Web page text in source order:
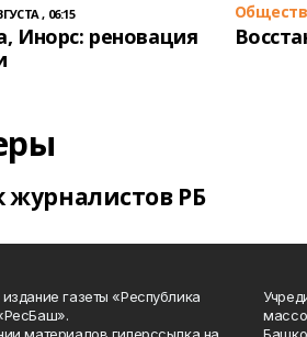
, 06:15
Инорс: реновация
журналистов РБ
газеты «Республика